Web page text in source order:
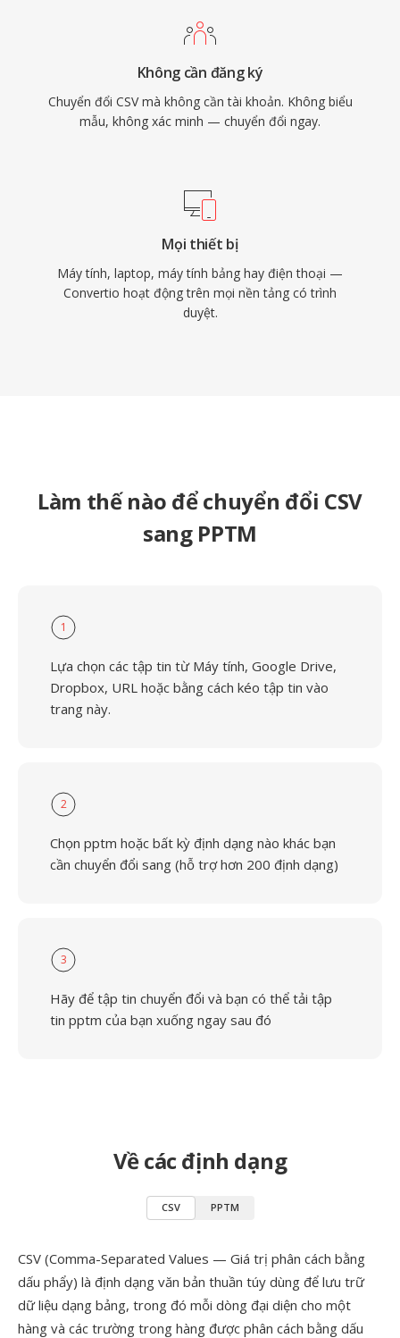
Không cần đăng ký
Chuyển đổi CSV mà không cần tài khoản. Không biểu
mẫu, không xác minh — chuyển đổi ngay.
Mọi thiết bị
Máy tính, laptop, máy tính bảng hay điện thoại —
Convertio hoạt động trên mọi nền tảng có trình
duyệt.
Làm thế nào để chuyển đổi CSV
sang PPTM
1
Lựa chọn các tập tin từ Máy tính, Google Drive,
Dropbox, URL hoặc bằng cách kéo tập tin vào
trang này.
2
Chọn pptm hoặc bất kỳ định dạng nào khác bạn
cần chuyển đổi sang (hỗ trợ hơn 200 định dạng)
3
Hãy để tập tin chuyển đổi và bạn có thể tải tập
tin pptm của bạn xuống ngay sau đó
Về các định dạng
CSV PPTM
CSV (Comma-Separated Values — Giá trị phân cách bằng
dấu phẩy) là định dạng văn bản thuần túy dùng để lưu trữ
dữ liệu dạng bảng, trong đó mỗi dòng đại diện cho một
hàng và các trường trong hàng được phân cách bằng dấu